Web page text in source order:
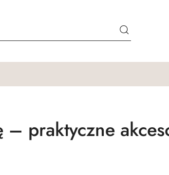
– praktyczne